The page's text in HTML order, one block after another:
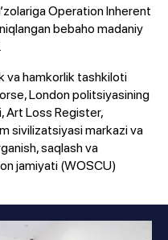
Operation Inherent
bebaho madaniy
va hamkorlik tashkiloti
London politsiyasining
Art Loss Register,
sivilizatsiyasi markazi va
saqlash va
jamiyati (WOSCU)